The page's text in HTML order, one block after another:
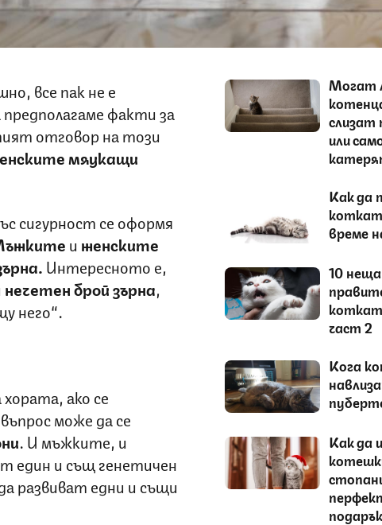
все пак не е
факти за
отговор на този
мяукащи
сигурност се оформя
и женските
Интересното е,
нечетен брой зърна,
него“.
ако се
може да се
. И мъжките, и
един и същ генетичен
развиват едни и същи
Могат
слизат
или
Как да
време
10
част 2
Кога
Как да